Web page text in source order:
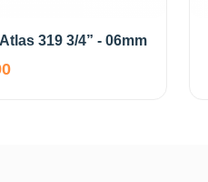
319 3/4” - 06mm